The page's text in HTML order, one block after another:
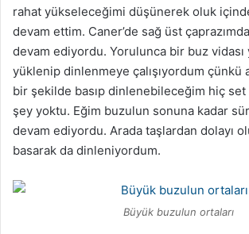
rahat yükseleceğimi düşünerek oluk
devam ettim. Caner’de sağ üst
devam ediyordu. Yorulunca bir buz
yüklenip dinlenmeye çalışıyordum çünkü
bir şekilde basıp dinlenebileceğim hiç
şey yoktu. Eğim buzulun sonuna kadar
devam ediyordu. Arada taşlardan dolayı
basarak da dinleniyordum.
Büyük buzulun ortaları